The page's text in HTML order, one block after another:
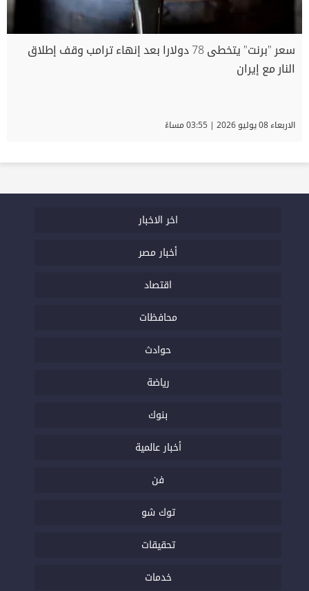
سعر "برنت" يتخطى 78 دولارا بعد إنهاء ترامب وقف إطلاق
النار مع إيران
الاربعاء 08 يوليو 2026 | 03:55 مساءً
اخر الاخبار
أخبار مصر
اقتصاد
محافظات
حوادث
رياضة
بنوك
أخبار عالمية
فن
توك شو
تحقيقات
خدمات